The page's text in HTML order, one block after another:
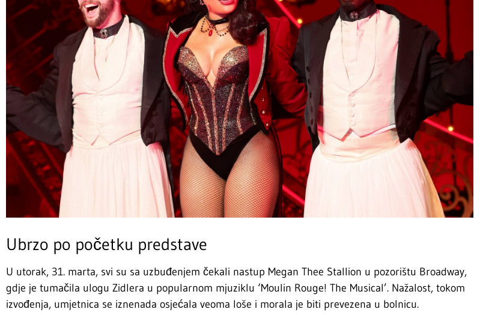
Ubrzo po početku predstave
U utorak, 31. marta, svi su sa uzbuđenjem čekali nastup Megan Thee Stallion u pozorištu Broadway,
gdje je tumačila ulogu Zidlera u popularnom mjuziklu ‘Moulin Rouge! The Musical’. Nažalost, tokom
izvođenja, umjetnica se iznenada osjećala veoma loše i morala je biti prevezena u bolnicu.